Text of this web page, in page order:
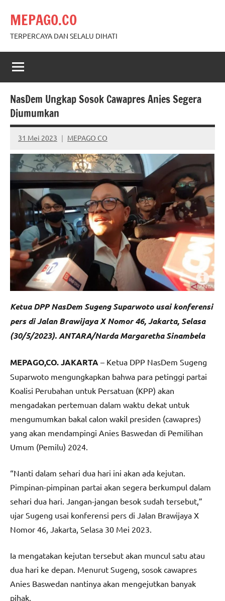
content
MEPAGO.CO
TERPERCAYA DAN SELALU DIHATI
NasDem Ungkap Sosok Cawapres Anies Segera
Diumumkan
31 Mei 2023 MEPAGO CO
No
comments
Ketua DPP NasDem Sugeng Suparwoto usai konferensi
pers di Jalan Brawijaya X Nomor 46, Jakarta, Selasa
(30/5/2023). ANTARA/Narda Margaretha Sinambela
MEPAGO,CO. JAKARTA – Ketua DPP NasDem Sugeng
Suparwoto mengungkapkan bahwa para petinggi partai
Koalisi Perubahan untuk Persatuan (KPP) akan
mengadakan pertemuan dalam waktu dekat untuk
mengumumkan bakal calon wakil presiden (cawapres)
yang akan mendampingi Anies Baswedan di Pemilihan
Umum (Pemilu) 2024.
“Nanti dalam sehari dua hari ini akan ada kejutan.
Pimpinan-pimpinan partai akan segera berkumpul dalam
sehari dua hari. Jangan-jangan besok sudah tersebut,”
ujar Sugeng usai konferensi pers di Jalan Brawijaya X
Nomor 46, Jakarta, Selasa 30 Mei 2023.
Ia mengatakan kejutan tersebut akan muncul satu atau
dua hari ke depan. Menurut Sugeng, sosok cawapres
Anies Baswedan nantinya akan mengejutkan banyak
pihak.